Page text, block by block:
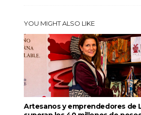
YOU MIGHT ALSO LIKE
Artesanos y emprendedores de